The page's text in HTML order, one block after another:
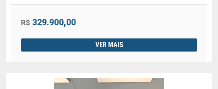
R$ 329.900,00
VER MAIS